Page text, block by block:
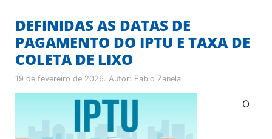
DEFINIDAS AS DATAS DE
PAGAMENTO DO IPTU E TAXA DE
COLETA DE LIXO
19 de fevereiro de 2026. Autor: Fabio Zanela
O